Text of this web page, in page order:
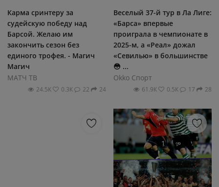
Карма сринтеру за
судейскую победу над
Барсой. Желаю им
закончить сезон без
единого трофея. - Магич
Магич
МАТЧ ТВ
24.5К 0.3К 22 24
Веселый 37-й тур в Ла Лиге:
«Барса» впервые
проиграла в чемпионате в
2025-м, а «Реал» дожал
«Севилью» в большинстве
😳 ...
Okko Спорт
61.9К 0.5К 17 28